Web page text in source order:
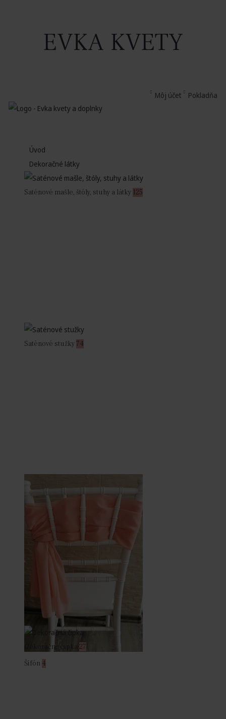
EVKA KVETY
Môj účet Pokladňa
Úvod
Dekoračné látky
Saténové mašle, štóly, stuhy a látky 125
Saténové stužky74
Šifón 4
Dekoračná čipka 27